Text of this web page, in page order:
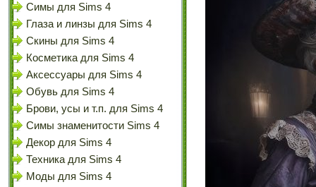
Симы для Sims 4
Глаза и линзы для Sims 4
Скины для Sims 4
Косметика для Sims 4
Аксессуары для Sims 4
Обувь для Sims 4
Брови, усы и т.п. для Sims 4
Симы знаменитости Sims 4
Декор для Sims 4
Техника для Sims 4
Моды для Sims 4